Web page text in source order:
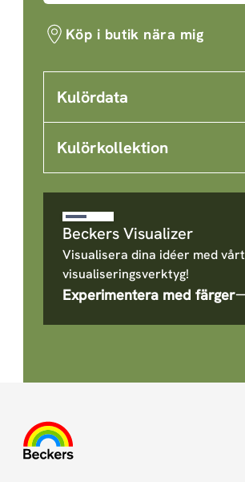
Köp i butik nära mig
Kulördata
Kulörkollektion
Beckers Visualizer
Visualisera dina idéer med vårt
visualiseringsverktyg!
Experimentera med färger